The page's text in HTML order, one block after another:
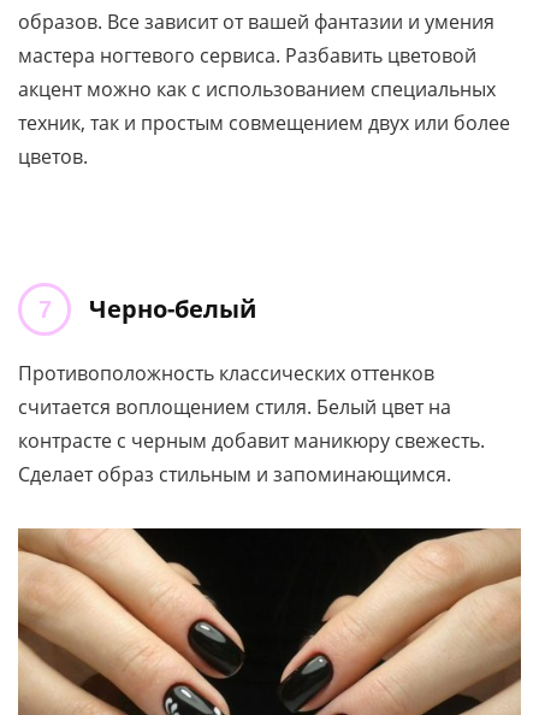
образов. Все зависит от вашей фантазии и умения
мастера ногтевого сервиса. Разбавить цветовой
акцент можно как с использованием специальных
техник, так и простым совмещением двух или более
цветов.
Черно-белый
Противоположность классических оттенков
считается воплощением стиля. Белый цвет на
контрасте с черным добавит маникюру свежесть.
Сделает образ стильным и запоминающимся.